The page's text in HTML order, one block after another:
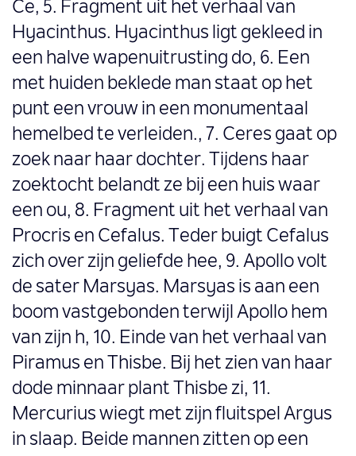
Ce, 5. Fragment uit het verhaal van
Hyacinthus. Hyacinthus ligt gekleed in
een halve wapenuitrusting do, 6. Een
met huiden beklede man staat op het
punt een vrouw in een monumentaal
hemelbed te verleiden., 7. Ceres gaat op
zoek naar haar dochter. Tijdens haar
zoektocht belandt ze bij een huis waar
een ou, 8. Fragment uit het verhaal van
Procris en Cefalus. Teder buigt Cefalus
zich over zijn geliefde hee, 9. Apollo volt
de sater Marsyas. Marsyas is aan een
boom vastgebonden terwijl Apollo hem
van zijn h, 10. Einde van het verhaal van
Piramus en Thisbe. Bij het zien van haar
dode minnaar plant Thisbe zi, 11.
Mercurius wiegt met zijn fluitspel Argus
in slaap. Beide mannen zitten op een